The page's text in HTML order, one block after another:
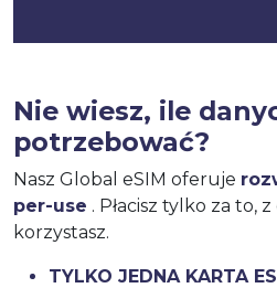
Nie wiesz, ile
potrzebować?
Nasz Global eSIM oferuje
per-use . Płacisz tylko za to,
korzystasz.
TYLKO JEDNA KARTA